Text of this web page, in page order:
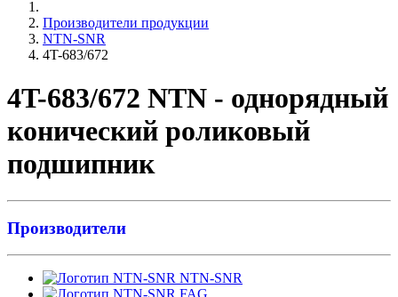
Производители продукции
NTN-SNR
4T-683/672
4T-683/672 NTN - однорядный
конический роликовый
подшипник
Производители
NTN-SNR